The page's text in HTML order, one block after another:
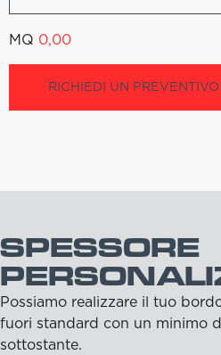
MQ 0,00
RICHIEDI UN PREVENTIVO
SPESSORE
Possiamo realizzare il tuo
fuori standard con un minimo
sottostante.